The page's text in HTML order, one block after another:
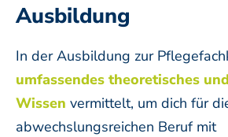
Ausbildung
In der Ausbildung zur
umfassendes theoretisches
Wissen vermittelt, um dich für
abwechslungsreichen Beruf mit